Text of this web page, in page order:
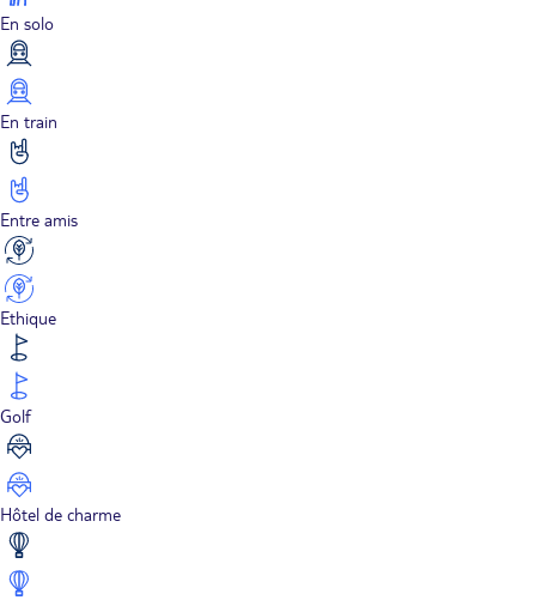
En solo
En train
Entre amis
Ethique
Golf
Hôtel de charme